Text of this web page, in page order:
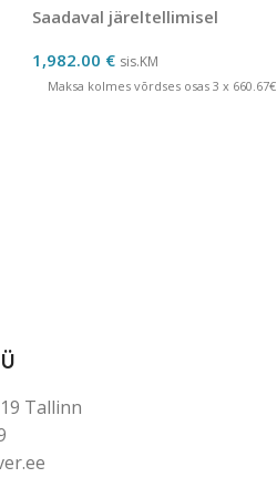
Saadaval järeltellimisel
1,982.00 € sis.KM
Maksa kolmes võrdses osas 3 x 660.67€
Tallinn